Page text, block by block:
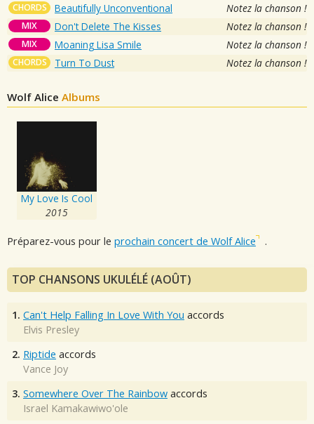
CHORDS Beautifully Unconventional Notez la chanson !
MIX Don't Delete The Kisses Notez la chanson !
MIX Moaning Lisa Smile Notez la chanson !
CHORDS Turn To Dust Notez la chanson !
Wolf Alice Albums
My Love Is Cool
2015
Préparez-vous pour le prochain concert de Wolf Alice .
TOP CHANSONS UKULÉLÉ (AOÛT)
1. Can't Help Falling In Love With You accords
Elvis Presley
2. Riptide accords
Vance Joy
3. Somewhere Over The Rainbow accords
Israel Kamakawiwo'ole